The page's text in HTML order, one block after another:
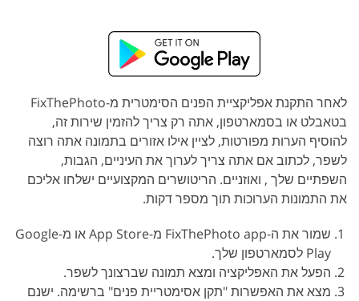
לאחר התקנת אפליקציית הפנים הסימטרית מ-FixThePhoto
בטאבלט או בסמארטפון, אתה רק צריך להזמין שירות זה,
להוסיף הערות מפורטות, לציין אילו אזורים בתמונה אתה רוצה
לשפר, לכתוב אם אתה צריך לערוך את העיניים, הגבות,
השפתיים שלך , ואוזניים. הריטושרים המקצועיים ישלחו אליכם
את התמונות הערוכות תוך מספר דקות.
שמור את ה-FixThePhoto app מ-App Store או מ-Google
Play לסמארטפון שלך.
הפעל את האפליקציה ומצא תמונה שברצונך לשפר.
מצא את האפשרות "תקן אסימטריית פנים" ברשימה. ישנם